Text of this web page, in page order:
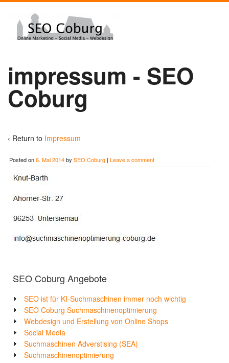
impressum - SEO
Coburg
‹ Return to Impressum
Posted on6. Mai 2014by SEO Coburg | Leave a comment
SEO Coburg Angebote
SEO ist für KI-Suchmaschinen immer noch wichtig
SEO Coburg Suchmaschinenoptimierung
Webdesign und Erstellung von Online Shops
Social Media
Suchmaschinen Adverstising (SEA)
Suchmaschinenoptimierung